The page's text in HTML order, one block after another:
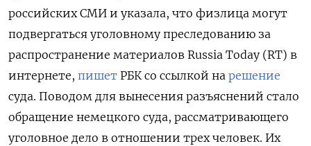
российских СМИ и указала, что физлица могут
подвергаться уголовному преследованию за
распространение материалов Russia Today (RT) в
интернете, пишет РБК со ссылкой на решение
суда. Поводом для вынесения разъяснений стало
обращение немецкого суда, рассматривающего
уголовное дело в отношении трех человек. Их